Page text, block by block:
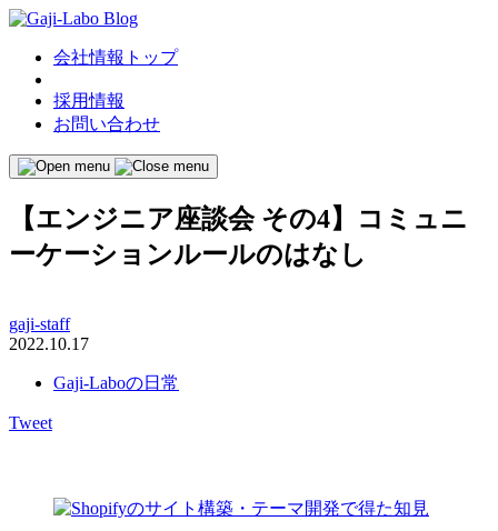
会社情報トップ
採用情報
お問い合わせ
【エンジニア座談会 その4】コミュニ
ーケーションルールのはなし
gaji-staff
2022.10.17
Gaji-Laboの日常
Tweet